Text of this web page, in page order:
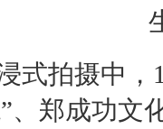
式拍摄中
、郑成功文